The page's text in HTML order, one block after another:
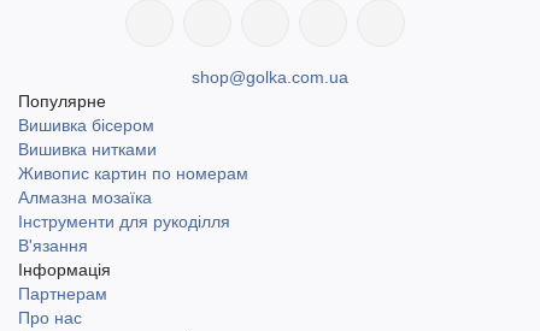
shop@golka.com.ua
Популярне
Вишивка бісером
Вишивка нитками
Живопис картин по номерам
Алмазна мозаїка
Інструменти для рукоділля
В'язання
Інформація
Партнерам
Про нас